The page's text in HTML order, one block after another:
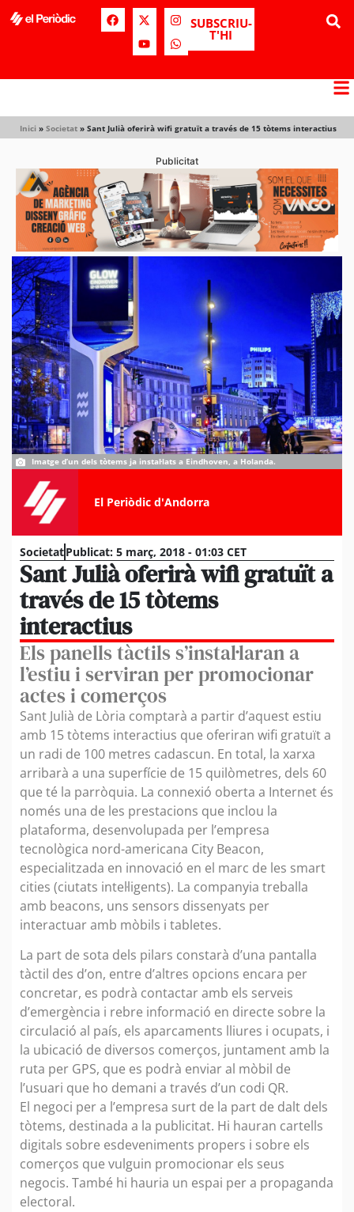
SUBSCRIU-
T'HI
Inici » Societat » Sant Julià oferirà wifi gratuït a través de 15 tòtems interactius
Publicitat
Imatge d’un dels tòtems ja instal·lats a Eindhoven, a Holanda.
El Periòdic d'Andorra
SocietatPublicat: 5 març, 2018 - 01:03 CET
Sant Julià oferirà wifi gratuït a
través de 15 tòtems
interactius
Els panells tàctils s’instal·laran a
l’estiu i serviran per promocionar
actes i comerços
Sant Julià de Lòria comptarà a partir d’aquest estiu
amb 15 tòtems interactius que oferiran wifi gratuït a
un radi de 100 metres cadascun. En total, la xarxa
arribarà a una superfície de 15 quilòmetres, dels 60
que té la parròquia. La connexió oberta a Internet és
només una de les prestacions que inclou la
plataforma, desenvolupada per l’empresa
tecnològica nord-americana City Beacon,
especialitzada en innovació en el marc de les smart
cities (ciutats intel·ligents). La companyia treballa
amb beacons, uns sensors dissenyats per
interactuar amb mòbils i tabletes.
La part de sota dels pilars constarà d’una pantalla
tàctil des d’on, entre d’altres opcions encara per
concretar, es podrà contactar amb els serveis
d’emergència i rebre informació en directe sobre la
circulació al país, els aparcaments lliures i ocupats, i
la ubicació de diversos comerços, juntament amb la
ruta per GPS, que es podrà enviar al mòbil de
l’usuari que ho demani a través d’un codi QR.
El negoci per a l’empresa surt de la part de dalt dels
tòtems, destinada a la publicitat. Hi hauran cartells
digitals sobre esdeveniments propers i sobre els
comerços que vulguin promocionar els seus
negocis. També hi hauria un espai per a propaganda
electoral.